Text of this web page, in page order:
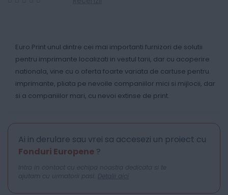
Euro Print unul dintre cei mai importanti furnizori de solutii
pentru imprimante localizati in vestul tarii, dar cu acoperire
nationala, vine cu o oferta foarte variata de cartuse pentru
imprimante, pliata pe nevoile companiilor mici si mijlocii, dar
si a companiilor mari, cu nevoi extinse de print.
Ai in derulare sau vrei sa accesezi un proiect cu
Fonduri Europene ?
Intra in contact cu echipa noastra dedicata si te
ajutam cu urmatorii pasi. Detalii aici